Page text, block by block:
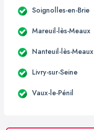
Soignolles-en-Brie
Mareuil-lès-Meaux
Nanteuil-lès-Meaux
Livry-sur-Seine
Vaux-le-Pénil